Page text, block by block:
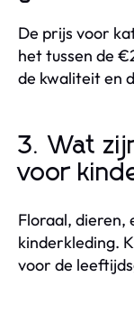
De prijs voor
het tussen de
de kwaliteit en
3. Wat
voor
Floraal, dieren,
kinderkleding.
voor de